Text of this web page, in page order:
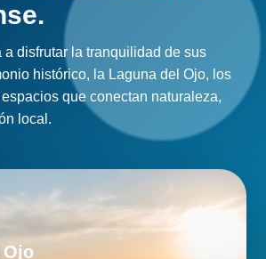
a disfrutar la tranquilidad de sus
que conectan naturaleza,
local.
avistaje de aves y naturaleza